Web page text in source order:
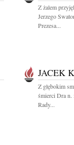
Z żalem
Jerzego
Prezesa...
JACEK
Z głębokim
śmierci Dra n.
Rady...